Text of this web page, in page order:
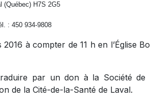
(Québec) H7S 2G5
: 450 934-9808
à compter de 11 h en l’Église
par un don à la Société de
de la Cité-de-la-Santé de Laval.